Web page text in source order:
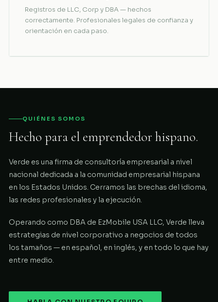
Registros de LLC, Corp y DBA — hechos
correctamente. Profesionales legales de confianza y
orientación en cada paso.
QUIÉNES SOMOS
Hecho para el emprendedor hispano.
Verde es una firma de consultoría empresarial a nivel
nacional dedicada a la comunidad empresarial hispana
en los Estados Unidos. Cerramos las brechas del idioma,
las redes profesionales y la ejecución.
Operando como DBA de EzMobile USA LLC, Verde lleva
estrategias de nivel corporativo a negocios de todos
los tamaños — en español, en inglés, y en todo lo que hay
entre medio.